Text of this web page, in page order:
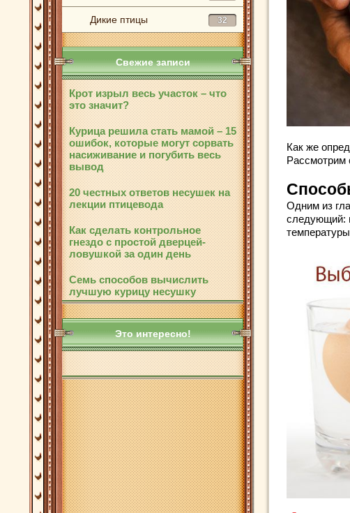
Дикие птицы 32
Свежие записи
Крот изрыл весь участок – что
это значит?
Курица решила стать мамой – 15
ошибок, которые могут сорвать
насиживание и погубить весь
вывод
20 честных ответов несушек на
лекции птицевода
Как сделать контрольное
гнездо с простой дверцей-
ловушкой за один день
Семь способов вычислить
лучшую курицу несушку
Это интересно!
Как же
Рассмотрим
Одним из
следующий: